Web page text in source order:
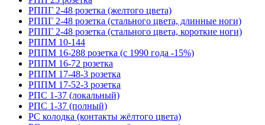
РППГ 2-48 розетка (желтого цвета)
РППГ 2-48 розетка (стального цвета, длинные ноги)
РППГ 2-48 розетка (стального цвета, короткие ноги)
РППМ 10-144
РППМ 16-288 розетка (с 1990 года -15%)
РППМ 16-72 розетка
РППМ 17-48-3 розетка
РППМ 17-52-3 розетка
РПС 1-37 (локальный)
РПС 1-37 (полный)
РС колодка (контакты жёлтого цвета)